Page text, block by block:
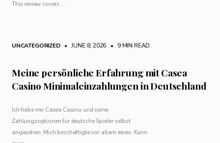
This review covers …
UNCATEGORIZED • JUNE 8, 2026 • 9 MIN READ
Meine persönliche Erfahrung mit Casea
Casino Minimaleinzahlungen in Deutschland
Ich habe mir Casea Casino und seine
Zahlungsoptionen für deutsche Spieler selbst
angesehen. Mich beschäftigte vor allem eines: Kann